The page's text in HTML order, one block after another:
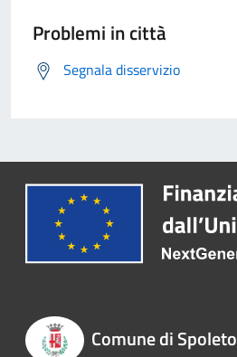
Problemi in città
Segnala disservizio
Comune di Spoleto